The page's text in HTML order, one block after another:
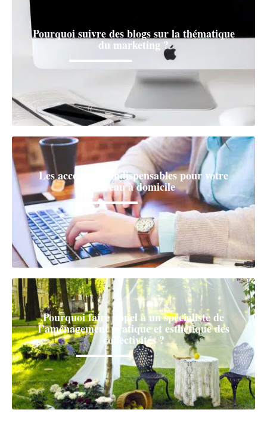
Pourquoi suivre des blogs sur la thématique
du marketing ?
Les accessoires indispensables pour votre
bureau à domicile
Pourquoi faire appel à un spécialiste de
l’aménagement pratique et esthétique des
collectivités ?